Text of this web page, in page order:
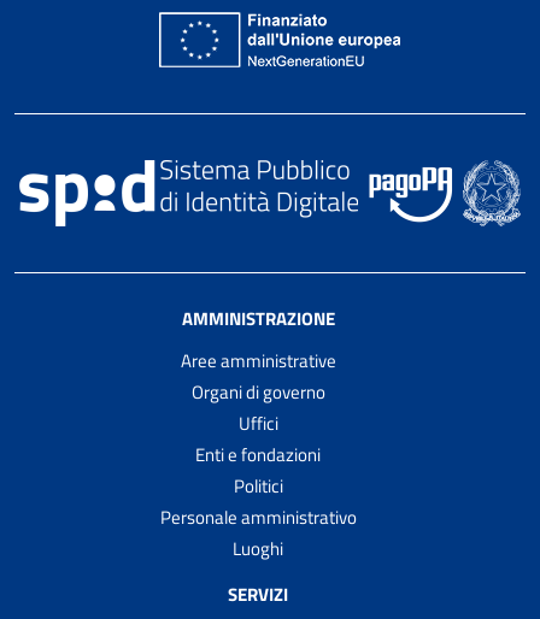
AMMINISTRAZIONE
Aree amministrative
Organi di governo
Uffici
Enti e fondazioni
Politici
Personale amministrativo
Luoghi
SERVIZI